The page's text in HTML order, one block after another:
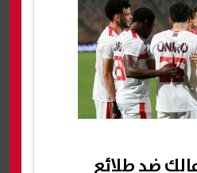
ضد طلائع